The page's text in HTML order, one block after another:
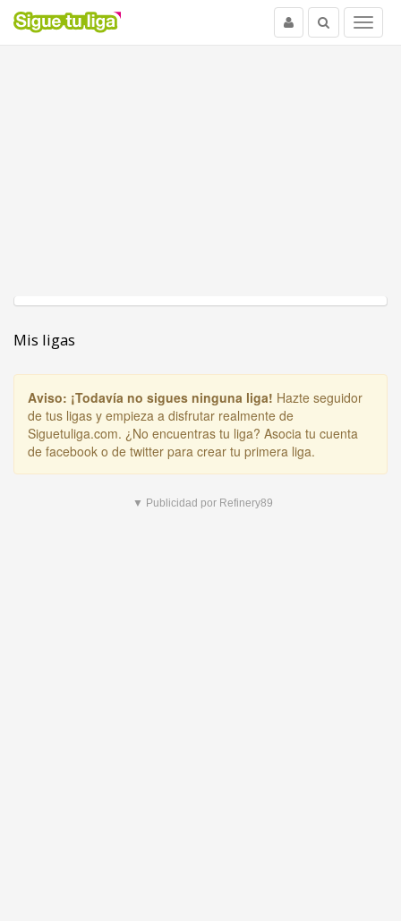
Menu
Buscar
Usuario
Mis ligas
Aviso: ¡Todavía no sigues ninguna liga! Hazte seguidor
de tus ligas y empieza a disfrutar realmente de
Siguetuliga.com. ¿No encuentras tu liga? Asocia tu cuenta
de facebook o de twitter para crear tu primera liga.
▼ Publicidad por Refinery89